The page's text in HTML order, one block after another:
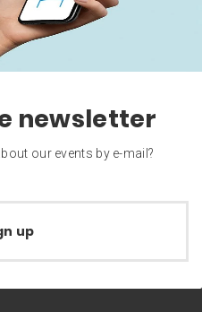
newsletter
our events by e-mail?
up